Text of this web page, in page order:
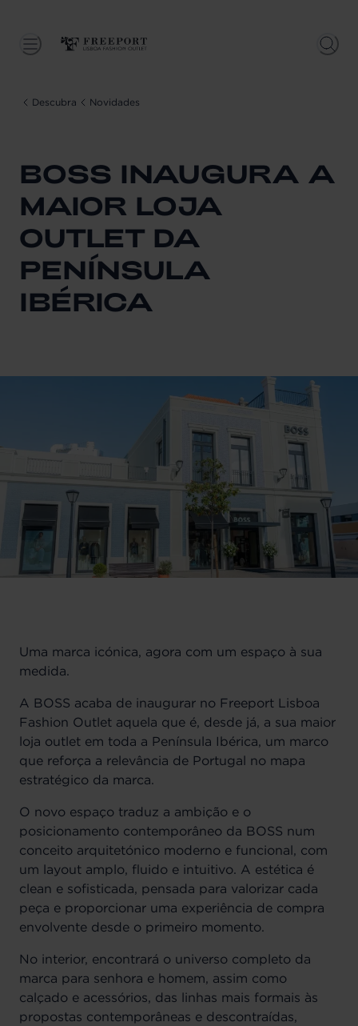
Descubra Novidades
BOSS INAUGURA A
MAIOR LOJA
OUTLET DA
PENÍNSULA
IBÉRICA
Uma marca icónica, agora com um espaço à sua
medida.
A BOSS acaba de inaugurar no Freeport Lisboa
Fashion Outlet aquela que é, desde já, a sua maior
loja outlet em toda a Península Ibérica, um marco
que reforça a relevância de Portugal no mapa
estratégico da marca.
O novo espaço traduz a ambição e o
posicionamento contemporâneo da BOSS num
conceito arquitetónico moderno e funcional, com
um layout amplo, fluido e intuitivo. A estética é
clean e sofisticada, pensada para valorizar cada
peça e proporcionar uma experiência de compra
envolvente desde o primeiro momento.
No interior, encontrará o universo completo da
marca para senhora e homem, assim como
calçado e acessórios, das linhas mais formais às
propostas contemporâneas e descontraídas,